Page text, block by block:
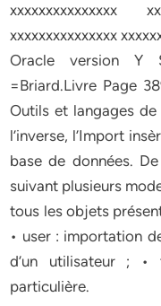
xxxxxxxxxxxxxxx
xxxxxxxxxxxxxxx
Oracle version Y
=Briard.Livre Page
Outils et langages
l’inverse, l’Import
base de données.
suivant plusieurs
tous les objets
• user : importation
d’un utilisateur ; •
particulière.